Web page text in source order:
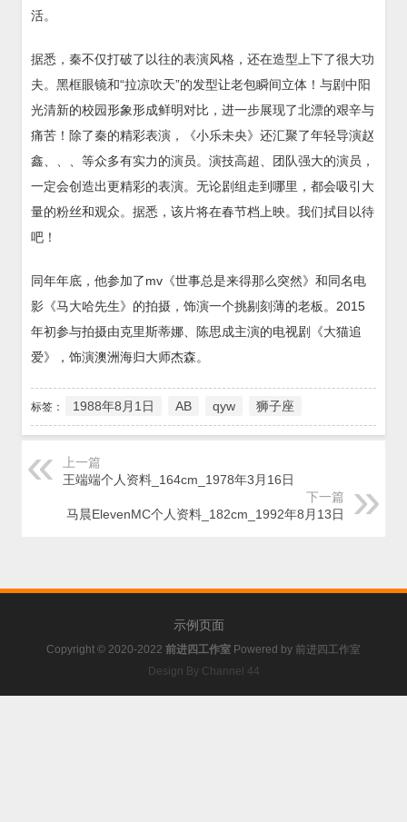
活。
据悉，秦不仅打破了以往的表演风格，还在造型上下了很大功
夫。黑框眼镜和“拉凉吹天”的发型让老包瞬间立体！与剧中阳
光清新的校园形象形成鲜明对比，进一步展现了北漂的艰辛与
痛苦！除了秦的精彩表演，《小乐未央》还汇聚了年轻导演赵
鑫、、、等众多有实力的演员。演技高超、团队强大的演员，
一定会创造出更精彩的表演。无论剧组走到哪里，都会吸引大
量的粉丝和观众。据悉，该片将在春节档上映。我们拭目以待
吧！
同年年底，他参加了mv《世事总是来得那么突然》和同名电
影《马大哈先生》的拍摄，饰演一个挑剔刻薄的老板。2015
年初参与拍摄由克里斯蒂娜、陈思成主演的电视剧《大猫追
爱》，饰演澳洲海归大师杰森。
标签： 1988年8月1日 AB qyw 狮子座
上一篇
王端端个人资料_164cm_1978年3月16日
下一篇
马晨ElevenMC个人资料_182cm_1992年8月13日
示例页面
Copyright © 2020-2022 前进四工作室 Powered by 前进四工作室
Design By Channel 44